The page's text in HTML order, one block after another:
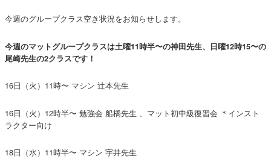
今週のグループクラス空き状況をお知らせします。
今週のマットグループクラスは土曜11時半〜の神田先生、日曜12時15〜の
尾崎先生の2クラスです！
16日（火）11時〜 マシン 辻本先生
16日（火）12時半〜 勉強会 船橋先生 、マット初中級復習会 ＊インスト
ラクター向け
18日（水）11時半〜 マシン 宇井先生